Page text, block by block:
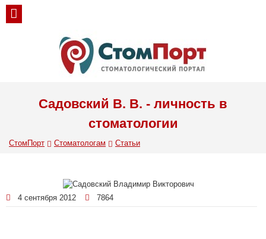
Садовский В. В. - личность в
стоматологии
СтомПорт Стоматологам Статьи
4 сентября 2012 7864